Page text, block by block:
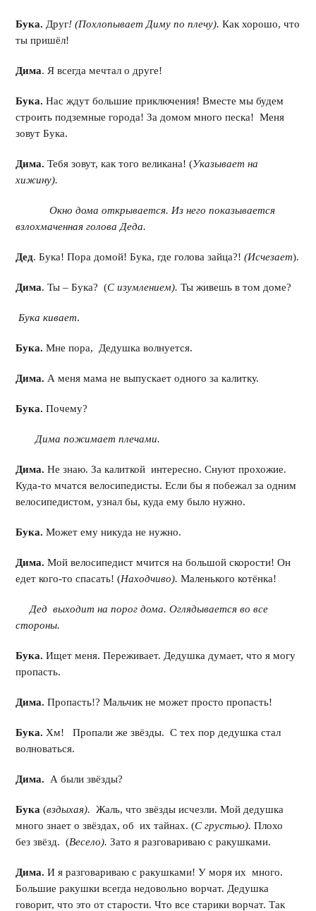
Бука. Друг! (Похлопывает Диму по плечу). Как хорошо, что
ты пришёл!
Дима. Я всегда мечтал о друге!
Бука. Нас ждут большие приключения! Вместе мы будем
строить подземные города! За домом много песка! Меня
зовут Бука.
Дима. Тебя зовут, как того великана! (Указывает на
хижину).
Окно дома открывается. Из него показывается
взлохмаченная голова Деда.
Дед. Бука! Пора домой! Бука, где голова зайца?!(Исчезает).
Дима. Ты – Бука? (С изумлением). Ты живешь в том доме?
Бука кивает.
Бука. Мне пора, Дедушка волнуется.
Дима. А меня мама не выпускает одного за калитку.
Бука. Почему?
Дима пожимает плечами.
Дима. Не знаю. За калиткой интересно. Снуют прохожие.
Куда-то мчатся велосипедисты. Если бы я побежал за одним
велосипедистом, узнал бы, куда ему было нужно.
Бука. Может ему никуда не нужно.
Дима. Мой велосипедист мчится на большой скорости! Он
едет кого-то спасать! (Находчиво). Маленького котёнка!
Дед выходит на порог дома. Оглядывается во все
стороны.
Бука. Ищет меня. Переживает. Дедушка думает, что я могу
пропасть.
Дима. Пропасть!? Мальчик не может просто пропасть!
Бука. Хм! Пропали же звёзды. С тех пор дедушка стал
волноваться.
Дима. А были звёзды?
Бука (вздыхая). Жаль, что звёзды исчезли. Мой дедушка
много знает о звёздах, об их тайнах. (С грустью). Плохо
без звёзд. (Весело). Зато я разговариваю с ракушками.
Дима. И я разговариваю с ракушками! У моря их много.
Большие ракушки всегда недовольно ворчат. Дедушка
говорит, что это от старости. Что все старики ворчат. Так